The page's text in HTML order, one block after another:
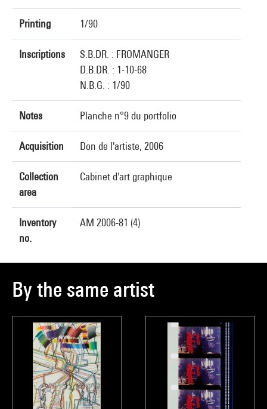
Printing 1/90
Inscriptions
S.B.DR. : FROMANGER
D.B.DR. : 1-10-68
N.B.G. : 1/90
Notes Planche n°9 du portfolio
Acquisition Don de l'artiste, 2006
Collection
area
Cabinet d'art graphique
Inventory
no.
AM 2006-81 (4)
By the same artist